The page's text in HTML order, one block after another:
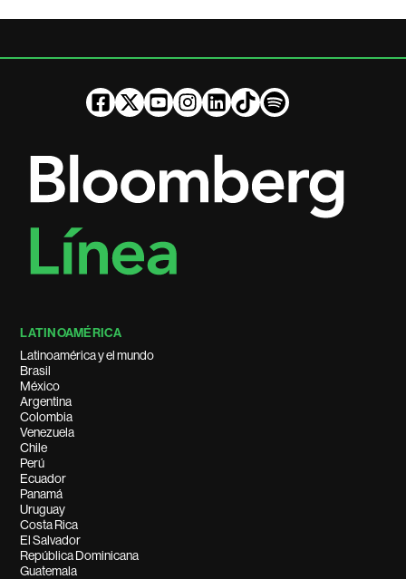
LATINOAMÉRICA
Latinoamérica y el mundo
Brasil
México
Argentina
Colombia
Venezuela
Chile
Perú
Ecuador
Panamá
Uruguay
Costa Rica
El Salvador
República Dominicana
Guatemala